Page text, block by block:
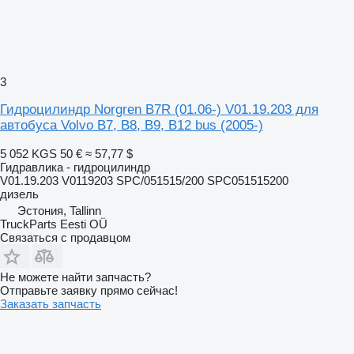
3
Гидроцилиндр Norgren B7R (01.06-) V01.19.203 для
автобуса Volvo B7, B8, B9, B12 bus (2005-)
5 052 KGS 50 € ≈ 57,77 $
Гидравлика - гидроцилиндр
V01.19.203 V0119203 SPC/051515/200 SPC051515200
дизель
Эстония, Tallinn
TruckParts Eesti OÜ
Связаться с продавцом
Не можете найти запчасть?
Отправьте заявку прямо сейчас!
Заказать запчасть